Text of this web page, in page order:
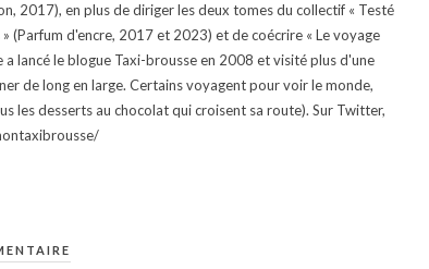
2017), en plus de diriger les deux tomes du collectif « Testé
(Parfum d'encre, 2017 et 2023) et de coécrire « Le voyage
lancé le blogue Taxi-brousse en 2008 et visité plus d'une
de long en large. Certains voyagent pour voir le monde,
les desserts au chocolat qui croisent sa route). Sur Twitter,